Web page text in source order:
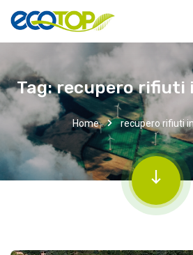
Tag:recupero rifiuti
Home recupero rifiuti